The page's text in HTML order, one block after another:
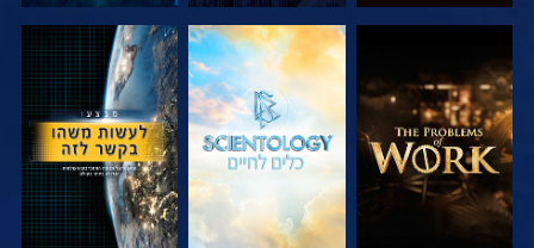
בדוק את הסדרה בדוק את הסדרה צפה